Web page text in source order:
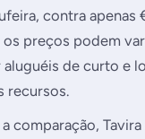
contra apenas
os preços podem
aluguéis de curto e
recursos.
comparação,